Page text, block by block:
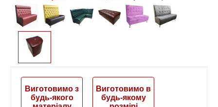
Виготовимо з
будь-якого
Виготовимо в
будь-якому